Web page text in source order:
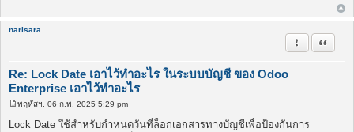
narisara
Re: Lock Date เอาไว้ทำอะไร ในระบบบัญชี ของ Odoo
Enterprise เอาไว้ทำอะไร
รายงานในข้
อ้างคำ
ส
พฤหัสฯ. 06 ก.พ. 2025 5:29 pm
Lock Date ใช้สำหรับกำหนดวันที่ล็อกเอกสารทางบัญชีเพื่อป้องกันการ